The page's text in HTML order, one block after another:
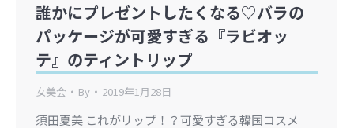
誰かにプレゼントしたくなる♡︎バラの
パッケージが可愛すぎる『ラビオッ
テ』のティントリップ
女美会 By 2019年1月28日
須田夏美 これがリップ！？可愛すぎる韓国コスメ